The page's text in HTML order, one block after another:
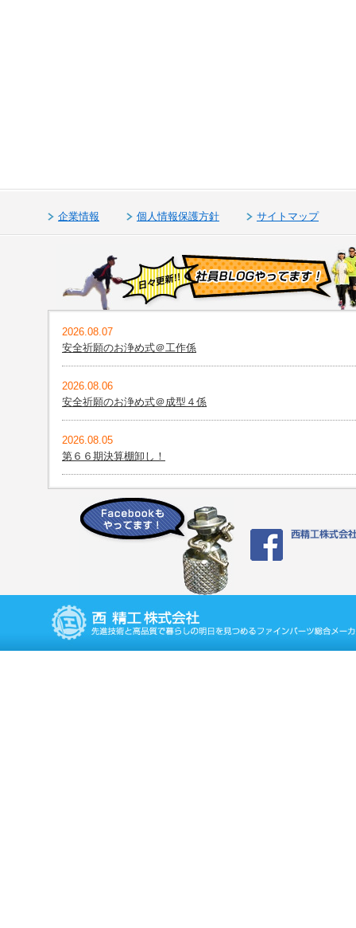
企業情報 個人情報保護方針 サイトマップ
2026.08.07
安全祈願のお浄め式＠工作係
2026.08.06
安全祈願のお浄め式＠成型４係
2026.08.05
第６６期決算棚卸し！